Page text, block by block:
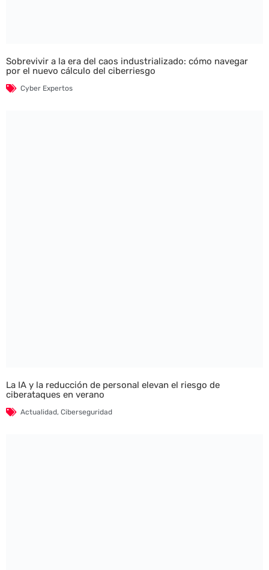
Sobrevivir a la era del caos industrializado: cómo navegar
por el nuevo cálculo del ciberriesgo
Cyber Expertos
La IA y la reducción de personal elevan el riesgo de
ciberataques en verano
Actualidad, Ciberseguridad